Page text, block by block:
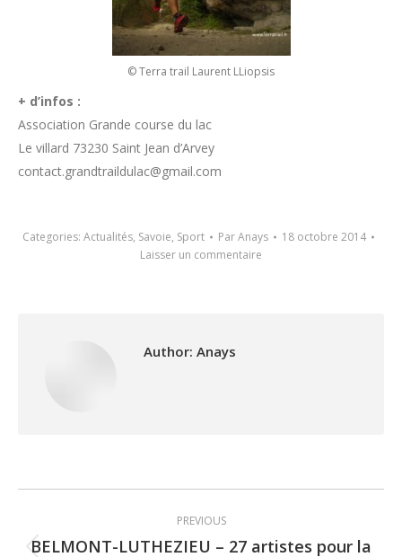
© Terra trail Laurent LLiopsis
+ d’infos :
Association Grande course du lac
Le villard 73230 Saint Jean d’Arvey
contact.grandtraildulac@gmail.com
Categories: Actualités, Savoie, Sport ParAnays
18 octobre 2014
Laisser un commentaire
Author: Anays
navigation
PREVIOUS
BELMONT-LUTHEZIEU – 27 artistes pour la